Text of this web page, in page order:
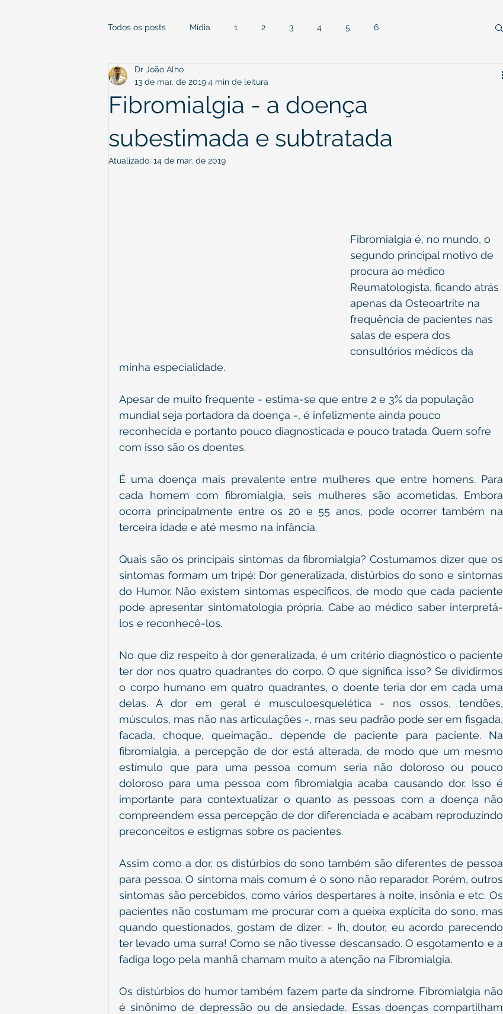
Todos os posts Mídia 1 2 3 4 5 6
Fibromialgia - a doença
subestimada e subtratada
Dr João Alho
13 de mar. de 20194 min de leitura
Atualizado: 14 de mar. de 2019
Fibromialgia é, no mundo, o
segundo principal motivo de
procura ao médico
Reumatologista, ficando atrás
apenas da Osteoartrite na
frequência de pacientes nas
salas de espera dos
consultórios médicos da
minha especialidade.
Apesar de muito frequente - estima-se que entre 2 e 3% da população
mundial seja portadora da doença -, é infelizmente ainda pouco
reconhecida e portanto pouco diagnosticada e pouco tratada. Quem sofre
com isso são os doentes.
É uma doença mais prevalente entre mulheres que entre homens. Para
cada homem com fibromialgia, seis mulheres são acometidas. Embora
ocorra principalmente entre os 20 e 55 anos, pode ocorrer também na
terceira idade e até mesmo na infância.
Quais são os principais sintomas da fibromialgia? Costumamos dizer que os
sintomas formam um tripé: Dor generalizada, distúrbios do sono e sintomas
do Humor. Não existem sintomas específicos, de modo que cada paciente
pode apresentar sintomatologia própria. Cabe ao médico saber interpretá-
los e reconhecê-los.
No que diz respeito à dor generalizada, é um critério diagnóstico o paciente
ter dor nos quatro quadrantes do corpo. O que significa isso? Se dividirmos
o corpo humano em quatro quadrantes, o doente teria dor em cada uma
delas. A dor em geral é musculoesquelética - nos ossos, tendões,
músculos, mas não nas articulações -, mas seu padrão pode ser em fisgada,
facada, choque, queimação… depende de paciente para paciente. Na
fibromialgia, a percepção de dor está alterada, de modo que um mesmo
estímulo que para uma pessoa comum seria não doloroso ou pouco
doloroso para uma pessoa com fibromialgia acaba causando dor. Isso é
importante para contextualizar o quanto as pessoas com a doença não
compreendem essa percepção de dor diferenciada e acabam reproduzindo
preconceitos e estigmas sobre os pacientes.
Assim como a dor, os distúrbios do sono também são diferentes de pessoa
para pessoa. O sintoma mais comum é o sono não reparador. Porém, outros
sintomas são percebidos, como vários despertares à noite, insônia e etc. Os
pacientes não costumam me procurar com a queixa explícita do sono, mas
quando questionados, gostam de dizer: - Ih, doutor, eu acordo parecendo
ter levado uma surra! Como se não tivesse descansado. O esgotamento e a
fadiga logo pela manhã chamam muito a atenção na Fibromialgia.
Os distúrbios do humor também fazem parte da síndrome. Fibromialgia não
é sinônimo de depressão ou de ansiedade. Essas doenças compartilham